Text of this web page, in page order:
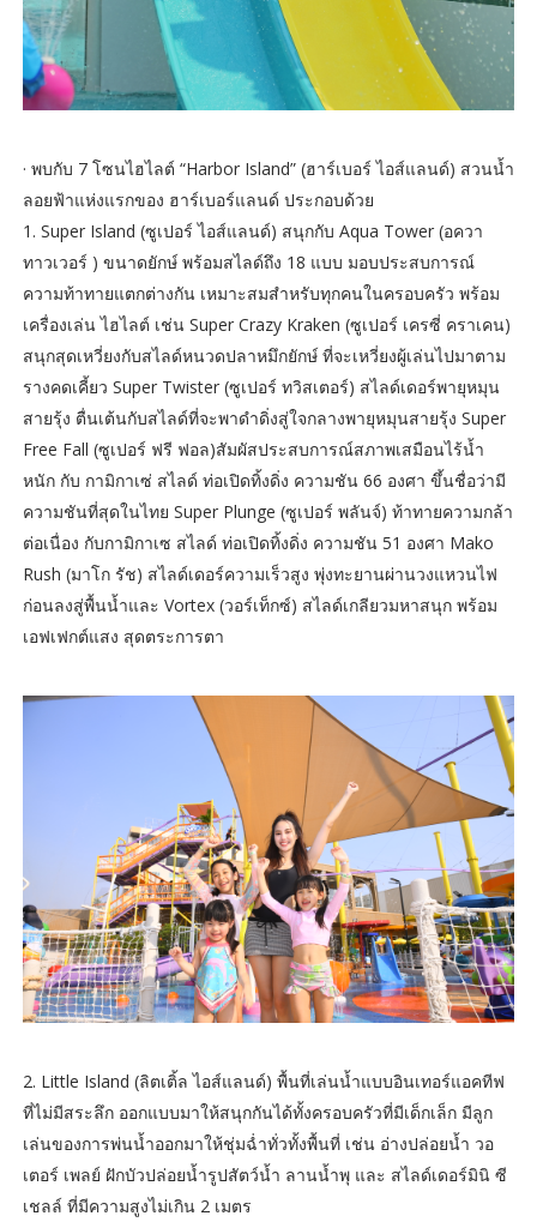
· พบกับ 7 โซนไฮไลต์ “Harbor Island” (ฮาร์เบอร์ ไอส์แลนด์) สวนน้ำ
ลอยฟ้าแห่งแรกของ ฮาร์เบอร์แลนด์ ประกอบด้วย
1. Super Island (ซูเปอร์ ไอส์แลนด์) สนุกกับ Aqua Tower (อควา
ทาวเวอร์ ) ขนาดยักษ์ พร้อมสไลด์ถึง 18 แบบ มอบประสบการณ์
ความท้าทายแตกต่างกัน เหมาะสมสำหรับทุกคนในครอบครัว พร้อม
เครื่องเล่น ไฮไลต์ เช่น Super Crazy Kraken (ซูเปอร์ เครซี่ คราเคน)
สนุกสุดเหวี่ยงกับสไลด์หนวดปลาหมึกยักษ์ ที่จะเหวี่ยงผู้เล่นไปมาตาม
รางคดเคี้ยว Super Twister (ซูเปอร์ ทวิสเตอร์) สไลด์เดอร์พายุหมุน
สายรุ้ง ตื่นเต้นกับสไลด์ที่จะพาดำดิ่งสู่ใจกลางพายุหมุนสายรุ้ง Super
Free Fall (ซูเปอร์ ฟรี ฟอล)สัมผัสประสบการณ์สภาพเสมือนไร้น้ำ
หนัก กับ กามิกาเซ่ สไลด์ ท่อเปิดทิ้งดิ่ง ความชัน 66 องศา ขึ้นชื่อว่ามี
ความชันที่สุดในไทย Super Plunge (ซูเปอร์ พลันจ์) ท้าทายความกล้า
ต่อเนื่อง กับกามิกาเซ สไลด์ ท่อเปิดทิ้งดิ่ง ความชัน 51 องศา Mako
Rush (มาโก รัช) สไลด์เดอร์ความเร็วสูง พุ่งทะยานผ่านวงแหวนไฟ
ก่อนลงสู่พื้นน้ำและ Vortex (วอร์เท็กซ์) สไลด์เกลียวมหาสนุก พร้อม
เอฟเฟกต์แสง สุดตระการตา
2. Little Island (ลิตเติ้ล ไอส์แลนด์) พื้นที่เล่นน้ำแบบอินเทอร์แอคทีฟ
ที่ไม่มีสระลึก ออกแบบมาให้สนุกกันได้ทั้งครอบครัวที่มีเด็กเล็ก มีลูก
เล่นของการพ่นน้ำออกมาให้ชุ่มฉ่ำทั่วทั้งพื้นที่ เช่น อ่างปล่อยน้ำ วอ
เตอร์ เพลย์ ฝักบัวปล่อยน้ำรูปสัตว์น้ำ ลานน้ำพุ และ สไลด์เดอร์มินิ ซี
เชลล์ ที่มีความสูงไม่เกิน 2 เมตร